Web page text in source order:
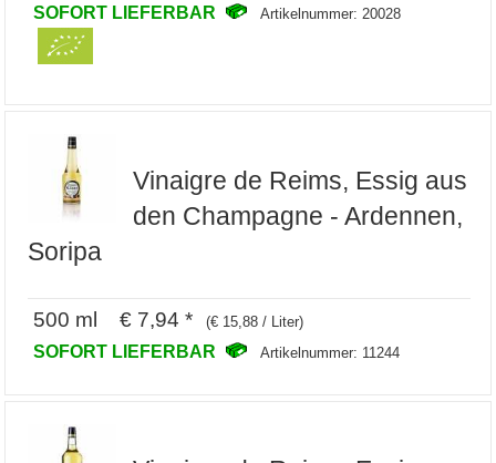
SOFORT LIEFERBAR Artikelnummer: 20028
Vinaigre de Reims, Essig aus
den Champagne - Ardennen,
Soripa
500 ml € 7,94 * (€ 15,88 / Liter)
SOFORT LIEFERBAR Artikelnummer: 11244